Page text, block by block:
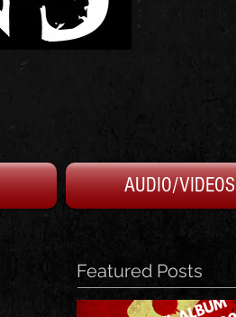
AUDIO/VIDEOS
Featured Posts